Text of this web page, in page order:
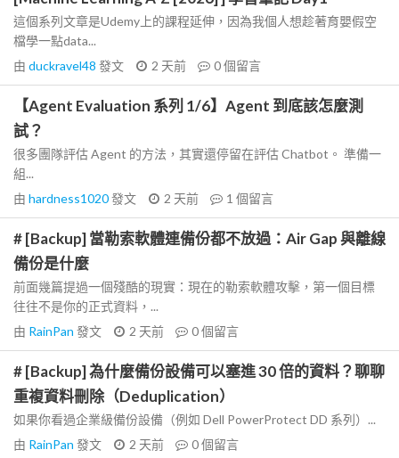
這個系列文章是Udemy上的課程延伸，因為我個人想趁著育嬰假空
檔學一點data...
由 duckravel48 發文 2 天前 0個留言
【Agent Evaluation 系列 1/6】Agent 到底該怎麼測
試？
很多團隊評估 Agent 的方法，其實還停留在評估 Chatbot。 準備一
組...
由 hardness1020發文 2 天前 1 個留言
# [Backup] 當勒索軟體連備份都不放過：Air Gap 與離線
備份是什麼
前面幾篇提過一個殘酷的現實：現在的勒索軟體攻擊，第一個目標
往往不是你的正式資料，...
由 RainPan 發文 2 天前 0個留言
# [Backup] 為什麼備份設備可以塞進 30 倍的資料？聊聊
重複資料刪除（Deduplication）
如果你看過企業級備份設備（例如 Dell PowerProtect DD 系列）...
由 RainPan 發文 2 天前 0個留言